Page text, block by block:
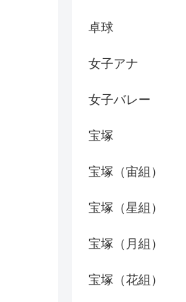
卓球
女子アナ
女子バレー
宝塚
宝塚（宙組）
宝塚（星組）
宝塚（月組）
宝塚（花組）